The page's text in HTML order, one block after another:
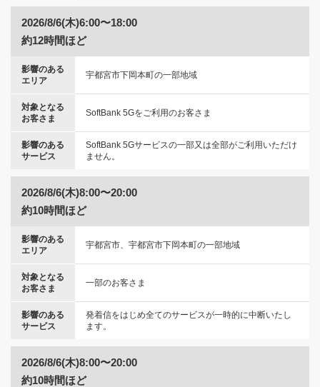
2026/8/6(木)6:00〜18:00
約12時間ほど
影響のある
エリア
宇都宮市下岡本町の一部地域
対象となる
お客さま
SoftBank 5Gをご利用のお客さま
影響のある
サービス
SoftBank 5Gサービスの一部又は全部がご利用いただけ
ません。
2026/8/6(木)8:00〜20:00
約10時間ほど
影響のある
エリア
宇都宮市、宇都宮市下岡本町の一部地域
対象となる
お客さま
一部のお客さま
影響のある
サービス
発着信をはじめ全てのサービスが一時的に中断いたし
ます。
2026/8/6(木)8:00〜20:00
約10時間ほど